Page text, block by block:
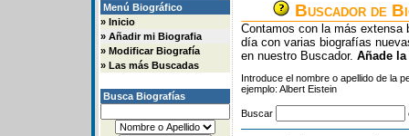
Menú Biográfico
» Inicio
» Añadir mi Biografia
» Modificar Biografía
» Las más Buscadas
Busca Biografías
Buscador de
Contamos con la más extensa
día con varias biografías
en nuestro Buscador. Añade
Introduce el nombre o apellido de la
ejemplo: Albert Eistein
Buscar